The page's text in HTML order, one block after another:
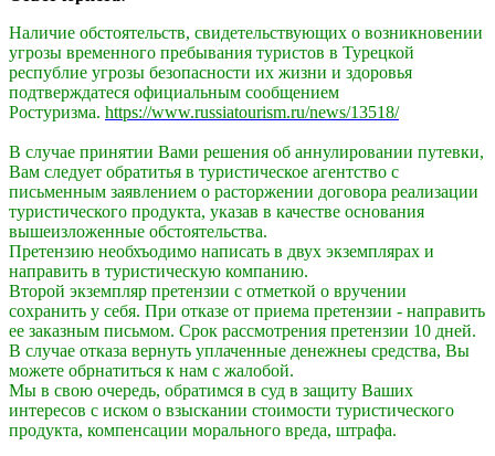
Наличие обстоятельств, свидетельствующих о возникновении
угрозы временного пребывания туристов в Турецкой
республие угрозы безопасности их жизни и здоровья
подтверждатеся официальным сообщением
Ростуризма. https://www.russiatourism.ru/news/13518/
В случае принятии Вами решения об аннулировании путевки,
Вам следует обратитья в туристическое агентство с
письменным заявлением о расторжении договора реализации
туристического продукта, указав в качестве основания
вышеизложенные обстоятельства.
Претензию необхъодимо написать в двух экземплярах и
направить в туристическую компанию.
Второй экземпляр претензии с отметкой о вручении
сохранить у себя. При отказе от приема претензии - направить
ее заказным письмом. Срок рассмотрения претензии 10 дней.
В случае отказа вернуть уплаченные денежнеы средства, Вы
можете обрнатиться к нам с жалобой.
Мы в свою очередь, обратимся в суд в защиту Ваших
интересов с иском о взыскании стоимости туристического
продукта, компенсации морального вреда, штрафа.